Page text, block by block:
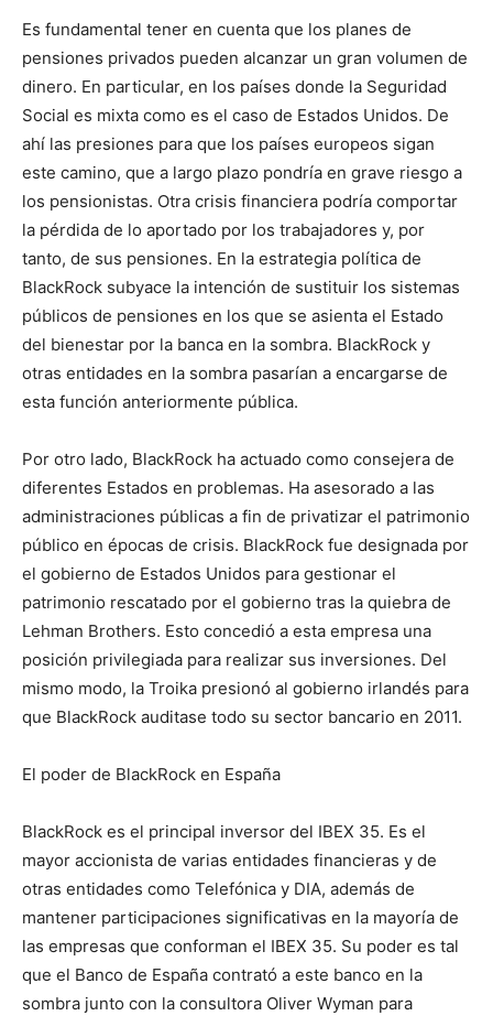
Es fundamental tener en cuenta que los planes de
pensiones privados pueden alcanzar un gran volumen de
dinero. En particular, en los países donde la Seguridad
Social es mixta como es el caso de Estados Unidos. De
ahí las presiones para que los países europeos sigan
este camino, que a largo plazo pondría en grave riesgo a
los pensionistas. Otra crisis financiera podría comportar
la pérdida de lo aportado por los trabajadores y, por
tanto, de sus pensiones. En la estrategia política de
BlackRock subyace la intención de sustituir los sistemas
públicos de pensiones en los que se asienta el Estado
del bienestar por la banca en la sombra. BlackRock y
otras entidades en la sombra pasarían a encargarse de
esta función anteriormente pública.
Por otro lado, BlackRock ha actuado como consejera de
diferentes Estados en problemas. Ha asesorado a las
administraciones públicas a fin de privatizar el patrimonio
público en épocas de crisis. BlackRock fue designada por
el gobierno de Estados Unidos para gestionar el
patrimonio rescatado por el gobierno tras la quiebra de
Lehman Brothers. Esto concedió a esta empresa una
posición privilegiada para realizar sus inversiones. Del
mismo modo, la Troika presionó al gobierno irlandés para
que BlackRock auditase todo su sector bancario en 2011.
El poder de BlackRock en España
BlackRock es el principal inversor del IBEX 35. Es el
mayor accionista de varias entidades financieras y de
otras entidades como Telefónica y DIA, además de
mantener participaciones significativas en la mayoría de
las empresas que conforman el IBEX 35. Su poder es tal
que el Banco de España contrató a este banco en la
sombra junto con la consultora Oliver Wyman para